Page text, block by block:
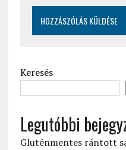
Keresés
Legutóbbi
Gluténmentes rántott